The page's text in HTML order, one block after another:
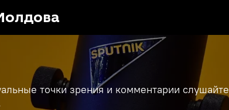
точки зрения и комментарии